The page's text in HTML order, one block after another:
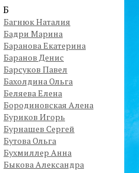
Б
Багнюк Наталия
Бадри Марина
Баранова Екатерина
Баранов Денис
Барсуков Павел
Бахолдина Ольга
Беляева Елена
Бородиновская Алена
Буриков Игорь
Бурнашев Сергей
Бутова Ольга
Бухмиллер Анна
Быкова Александра